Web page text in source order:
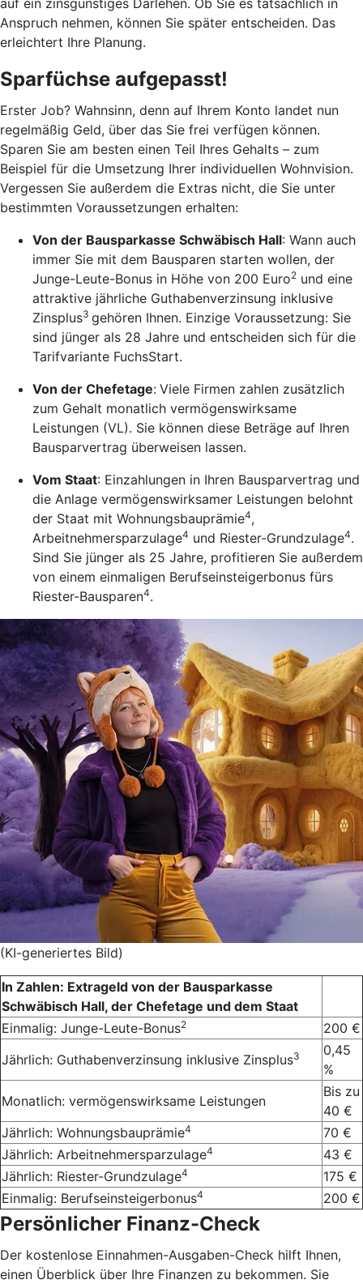
auf ein zinsgünstiges Darlehen. Ob Sie es tatsächlich in
Anspruch nehmen, können Sie später entscheiden. Das
erleichtert Ihre Planung.
Sparfüchse aufgepasst!
Erster Job? Wahnsinn, denn auf Ihrem Konto landet nun
regelmäßig Geld, über das Sie frei verfügen können.
Sparen Sie am besten einen Teil Ihres Gehalts – zum
Beispiel für die Umsetzung Ihrer individuellen Wohnvision.
Vergessen Sie außerdem die Extras nicht, die Sie unter
bestimmten Voraussetzungen erhalten:
Von der Bausparkasse Schwäbisch Hall: Wann auch
immer Sie mit dem Bausparen starten wollen, der
Junge-Leute-Bonus in Höhe von 200 Euro2 und eine
attraktive jährliche Guthabenverzinsung inklusive
Zinsplus3 gehören Ihnen. Einzige Voraussetzung: Sie
sind jünger als 28 Jahre und entscheiden sich für die
Tarifvariante FuchsStart.
Von der Chefetage: Viele Firmen zahlen zusätzlich
zum Gehalt monatlich vermögenswirksame
Leistungen (VL). Sie können diese Beträge auf Ihren
Bausparvertrag überweisen lassen.
Vom Staat: Einzahlungen in Ihren Bausparvertrag und
die Anlage vermögenswirksamer Leistungen belohnt
der Staat mit Wohnungsbauprämie4,
Arbeitnehmersparzulage4 und Riester-Grundzulage4.
Sind Sie jünger als 25 Jahre, profitieren Sie außerdem
von einem einmaligen Berufseinsteigerbonus fürs
Riester-Bausparen4.
(KI-generiertes Bild)
In Zahlen: Extrageld von der Bausparkasse
Schwäbisch Hall, der Chefetage und dem Staat
Einmalig: Junge-Leute-Bonus2
200 €
Jährlich: Guthabenverzinsung inklusive Zinsplus3
0,45
%
Monatlich: vermögenswirksame Leistungen
Bis zu
40 €
Jährlich: Wohnungsbauprämie4
70 €
Jährlich: Arbeitnehmersparzulage4
43 €
Jährlich: Riester-Grundzulage4
175 €
Einmalig: Berufseinsteigerbonus4 200 €
Persönlicher Finanz-Check
Der kostenlose Einnahmen-Ausgaben-Check hilft Ihnen,
einen Überblick über Ihre Finanzen zu bekommen. Sie